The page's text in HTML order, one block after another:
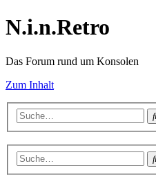
N.i.n.Retro
Das Forum rund um Konsolen
Zum Inhalt